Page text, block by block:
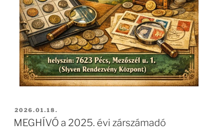
2026.01.18.
MEGHÍVÓ a 2025. évi zárszámadó